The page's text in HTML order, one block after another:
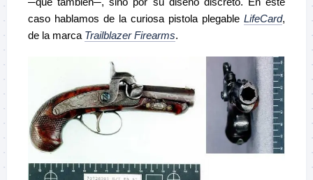
caso hablamos de la curiosa pistola plegable LifeCard,
de la marca Trailblazer Firearms.